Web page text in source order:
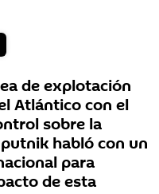
de explotación
Atlántico con el
sobre la
habló con un
para
de esta